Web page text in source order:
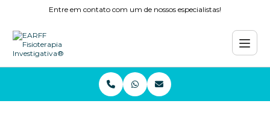
Entre em contato com um de nossos especialistas!